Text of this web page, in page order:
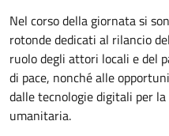
Nel corso della giornata si
rotonde dedicati al rilancio
ruolo degli attori locali e del
di pace, nonché alle
dalle tecnologie digitali per
umanitaria.